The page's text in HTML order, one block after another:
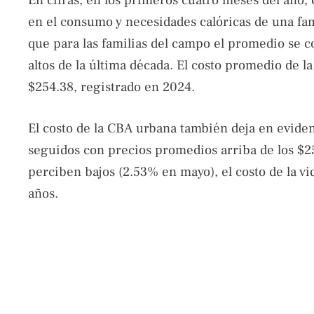
en el consumo y necesidades calóricas de una
que para las familias del campo el promedio se
altos de la última década. El costo promedio de
$254.38, registrado en 2024.
El costo de la CBA urbana también deja en
seguidos con precios promedios arriba de los
perciben bajos (2.53% en mayo), el costo de la
años.